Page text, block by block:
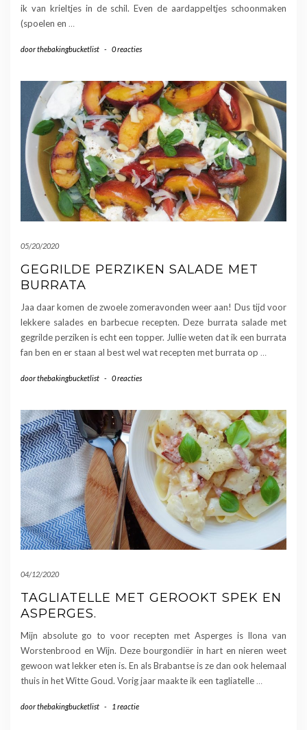
ik van krieltjes in de schil. Even de aardappeltjes schoonmaken
(spoelen en …
doorthebakingbucketlist - 0 reacties
05/20/2020
GEGRILDE PERZIKEN SALADE MET
BURRATA
Jaa daar komen de zwoele zomeravonden weer aan! Dus tijd voor
lekkere salades en barbecue recepten. Deze burrata salade met
gegrilde perziken is echt een topper. Jullie weten dat ik een burrata
fan ben en er staan al best wel wat recepten met burrata op …
doorthebakingbucketlist - 0 reacties
04/12/2020
TAGLIATELLE MET GEROOKT SPEK EN
ASPERGES.
Mijn absolute go to voor recepten met Asperges is Ilona van
Worstenbrood en Wijn. Deze bourgondiër in hart en nieren weet
gewoon wat lekker eten is. En als Brabantse is ze dan ook helemaal
thuis in het Witte Goud. Vorig jaar maakte ik een tagliatelle …
doorthebakingbucketlist - 1 reactie